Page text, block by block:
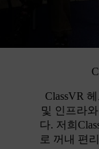
ClassVR
및 인프라
다. 저희
로 꺼내 편